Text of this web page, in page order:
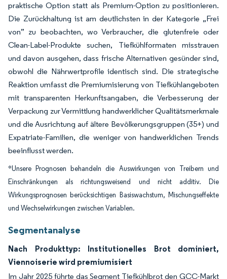
praktische Option statt als Premium-Option zu positionieren.
Die Zurückhaltung ist am deutlichsten in der Kategorie „Frei
von” zu beobachten, wo Verbraucher, die glutenfreie oder
Clean-Label-Produkte suchen, Tiefkühlformaten misstrauen
und davon ausgehen, dass frische Alternativen gesünder sind,
obwohl die Nährwertprofile identisch sind. Die strategische
Reaktion umfasst die Premiumisierung von Tiefkühlangeboten
mit transparenten Herkunftsangaben, die Verbesserung der
Verpackung zur Vermittlung handwerklicher Qualitätsmerkmale
und die Ausrichtung auf ältere Bevölkerungsgruppen (35+) und
Expatriate-Familien, die weniger von handwerklichen Trends
beeinflusst werden.
*Unsere Prognosen behandeln die Auswirkungen von Treibern und
Einschränkungen als richtungsweisend und nicht additiv. Die
Wirkungsprognosen berücksichtigen Basiswachstum, Mischungseffekte
und Wechselwirkungen zwischen Variablen.
Segmentanalyse
Nach Produkttyp: Institutionelles Brot dominiert,
Viennoiserie wird premiumisiert
Im Jahr 2025 führte das Segment Tiefkühlbrot den GCC-Markt